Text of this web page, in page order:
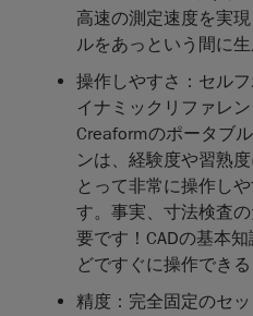
高速の測定速度を実
ルをあっという間に生
操作しやすさ ：セル
イナミックリファレ
Creaformのポータブ
ンは、経験度や習熟
とって非常に操作し
す。事実、寸法検査
要です！CADの基本
どですぐに操作できる
精度 ：完全固定のセ